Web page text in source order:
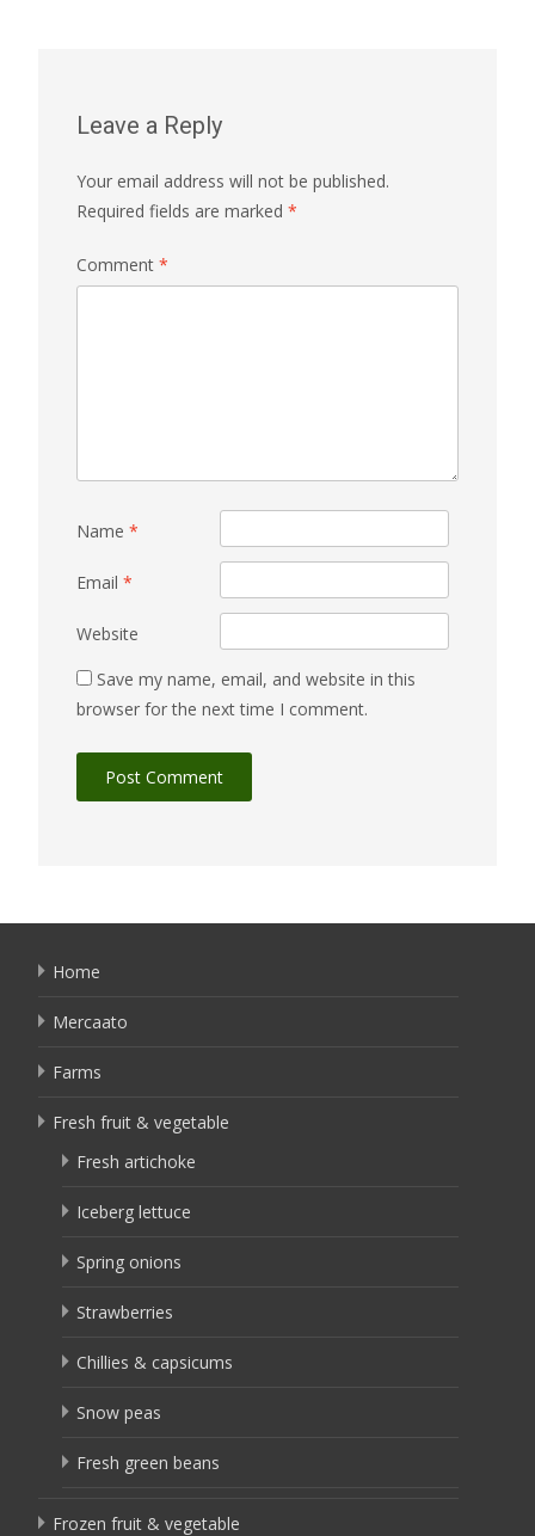
Leave a Reply
Your email address will not be published.
Required fields are marked *
Comment *
Name *
Email *
Website
Save my name, email, and website in this
browser for the next time I comment.
Home
Mercaato
Farms
Fresh fruit & vegetable
Fresh artichoke
Iceberg lettuce
Spring onions
Strawberries
Chillies & capsicums
Snow peas
Fresh green beans
Frozen fruit & vegetable